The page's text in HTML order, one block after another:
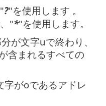
?"を使用します 。
"*"を使用します。
が文字uで終わり、
含まれるすべての
字がoであるアドレ